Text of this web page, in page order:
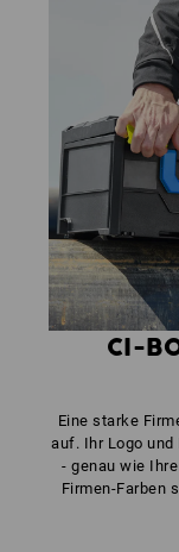
CI-
Eine starke
auf. Ihr Logo und
- genau wie
Firmen-Farben